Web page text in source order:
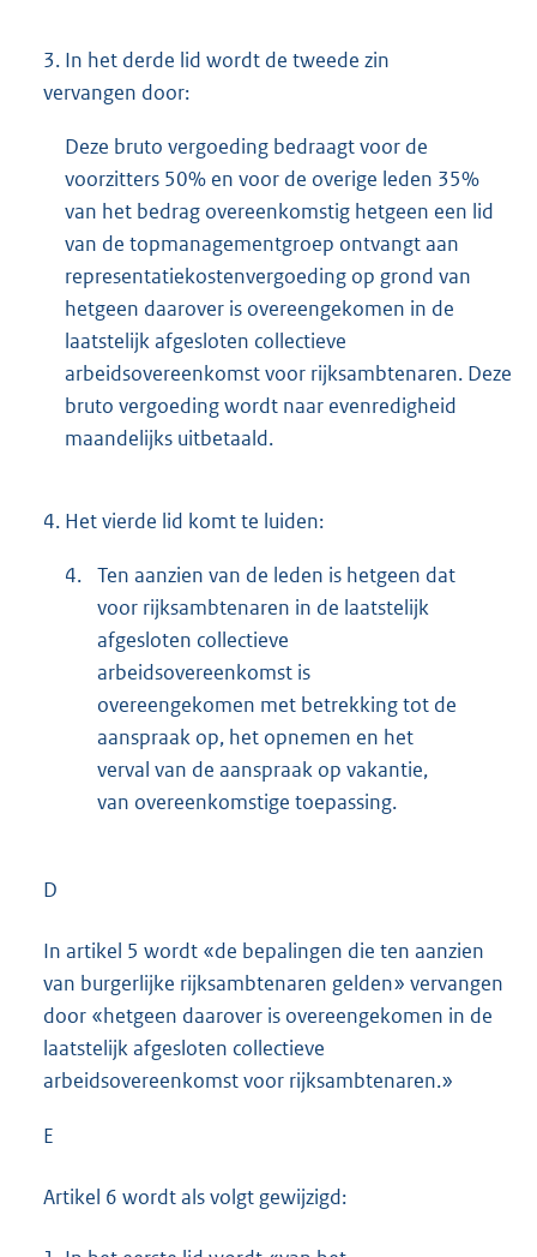
3. In het derde lid wordt de tweede zin
vervangen door:
Deze bruto vergoeding bedraagt voor de
voorzitters 50% en voor de overige leden 35%
van het bedrag overeenkomstig hetgeen een lid
van de topmanagementgroep ontvangt aan
representatiekostenvergoeding op grond van
hetgeen daarover is overeengekomen in de
laatstelijk afgesloten collectieve
arbeidsovereenkomst voor rijksambtenaren. Deze
bruto vergoeding wordt naar evenredigheid
maandelijks uitbetaald.
4. Het vierde lid komt te luiden:
4. Ten aanzien van de leden is hetgeen dat
voor rijksambtenaren in de laatstelijk
afgesloten collectieve
arbeidsovereenkomst is
overeengekomen met betrekking tot de
aanspraak op, het opnemen en het
verval van de aanspraak op vakantie,
van overeenkomstige toepassing.
D
In artikel 5 wordt «de bepalingen die ten aanzien
van burgerlijke rijksambtenaren gelden» vervangen
door «hetgeen daarover is overeengekomen in de
laatstelijk afgesloten collectieve
arbeidsovereenkomst voor rijksambtenaren.»
E
Artikel 6 wordt als volgt gewijzigd: